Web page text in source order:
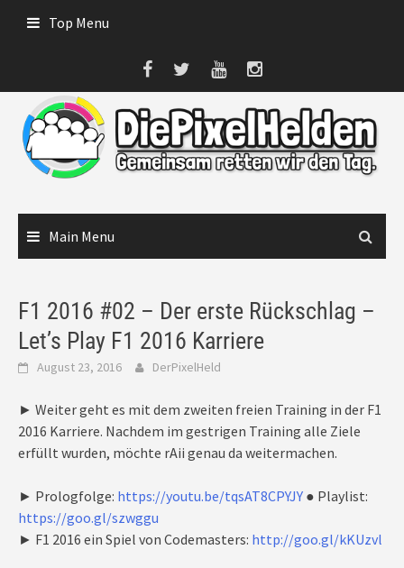
Top Menu
Main Menu
F1 2016 #02 – Der erste Rückschlag –
Let’s Play F1 2016 Karriere
August 23, 2016 DerPixelHeld
► Weiter geht es mit dem zweiten freien Training in der F1
2016 Karriere. Nachdem im gestrigen Training alle Ziele
erfüllt wurden, möchte rAii genau da weitermachen.
► Prologfolge: https://youtu.be/tqsAT8CPYJY ● Playlist:
https://goo.gl/szwggu
► F1 2016 ein Spiel von Codemasters: http://goo.gl/kKUzvl